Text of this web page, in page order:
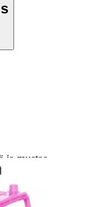
ja mustaa
Suomessa.